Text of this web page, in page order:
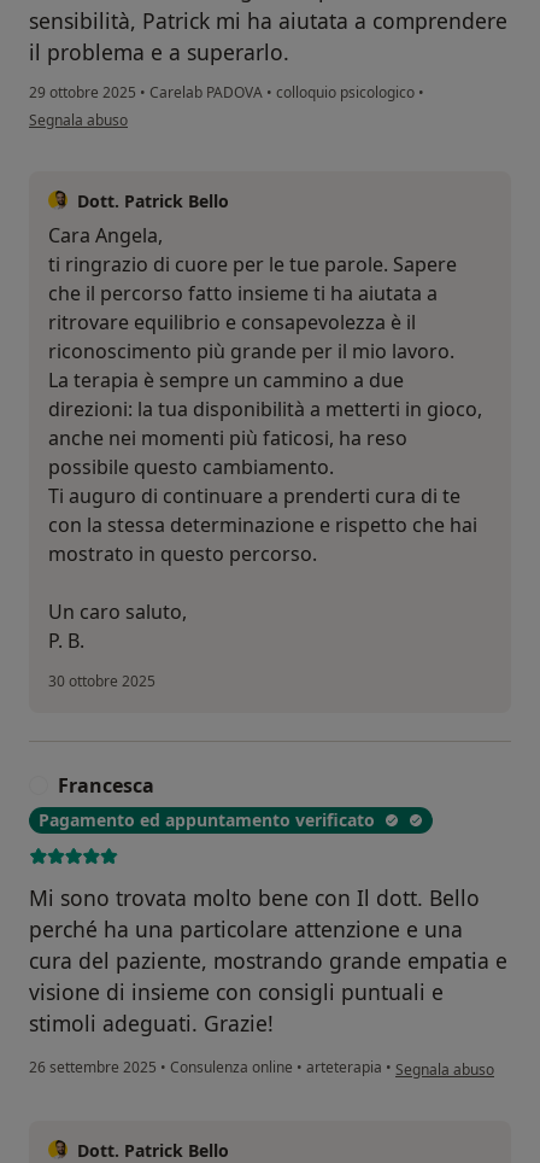
sensibilità, Patrick mi ha aiutata a comprendere
il problema e a superarlo.
29 ottobre 2025 • Carelab PADOVA • colloquio psicologico •
secondo l'opinione dell'utente Angela
Segnala abuso
Dott. Patrick Bello
Cara Angela,
ti ringrazio di cuore per le tue parole. Sapere
che il percorso fatto insieme ti ha aiutata a
ritrovare equilibrio e consapevolezza è il
riconoscimento più grande per il mio lavoro.
La terapia è sempre un cammino a due
direzioni: la tua disponibilità a metterti in gioco,
anche nei momenti più faticosi, ha reso
possibile questo cambiamento.
Ti auguro di continuare a prenderti cura di te
con la stessa determinazione e rispetto che hai
mostrato in questo percorso.
Un caro saluto,
P. B.
30 ottobre 2025
Francesca
Pagamento ed appuntamento verificato
Mi sono trovata molto bene con Il dott. Bello
perché ha una particolare attenzione e una
cura del paziente, mostrando grande empatia e
visione di insieme con consigli puntuali e
stimoli adeguati. Grazie!
26 settembre 2025 • Consulenza online • arteterapia • secondo l'opinione
Segnala abuso
Dott. Patrick Bello